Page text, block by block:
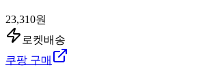
23,310원
로켓배송
쿠팡 구매